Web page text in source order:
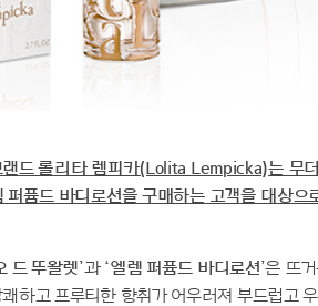
드 롤리타 렘피카(Lolita Lempicka)는 무
퓸드 바디로션을 구매하는 고객을 대상으
드 뚜왈렛’과 ‘엘렘 퍼퓸드 바디로션’은 뜨
하고 프루티한 향취가 어우러져 부드럽고